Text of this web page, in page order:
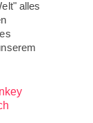
alles